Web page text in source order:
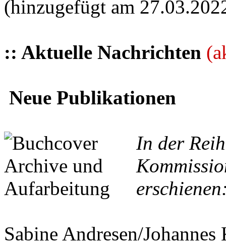
(hinzugefügt am
:: Aktuelle Nachrichten
Neue Publikationen
In der
Sabine Andresen/